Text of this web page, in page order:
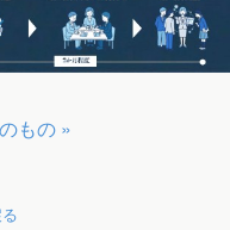
もの »